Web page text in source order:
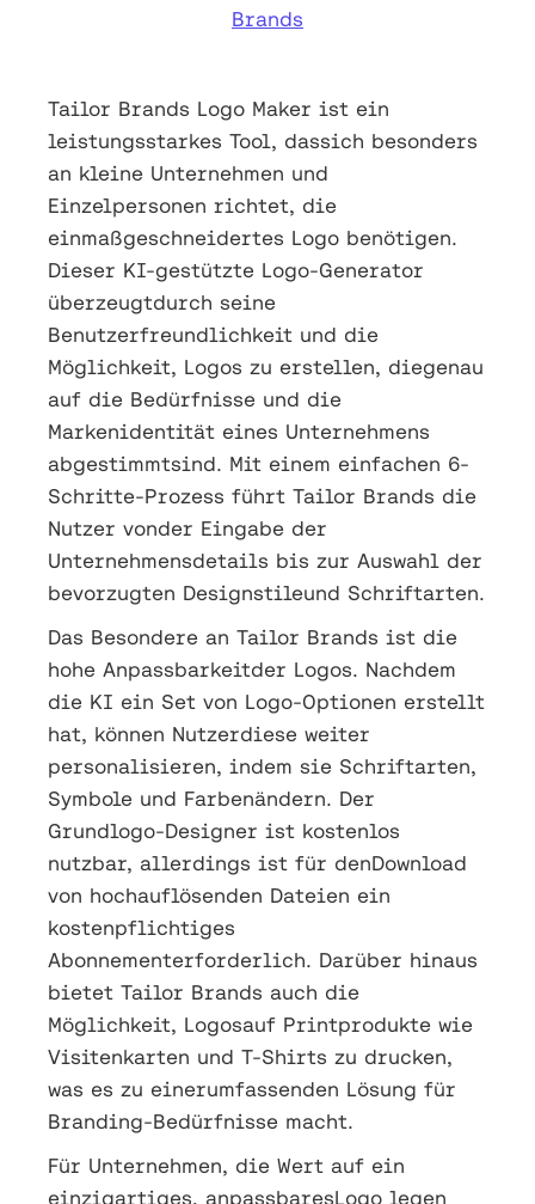
Brands
Tailor Brands Logo Maker ist ein
leistungsstarkes Tool, dassich besonders
an kleine Unternehmen und
Einzelpersonen richtet, die
einmaßgeschneidertes Logo benötigen.
Dieser KI-gestützte Logo-Generator
überzeugtdurch seine
Benutzerfreundlichkeit und die
Möglichkeit, Logos zu erstellen, diegenau
auf die Bedürfnisse und die
Markenidentität eines Unternehmens
abgestimmtsind. Mit einem einfachen 6-
Schritte-Prozess führt Tailor Brands die
Nutzer vonder Eingabe der
Unternehmensdetails bis zur Auswahl der
bevorzugten Designstileund Schriftarten.
Das Besondere an Tailor Brands ist die
hohe Anpassbarkeitder Logos. Nachdem
die KI ein Set von Logo-Optionen erstellt
hat, können Nutzerdiese weiter
personalisieren, indem sie Schriftarten,
Symbole und Farbenändern. Der
Grundlogo-Designer ist kostenlos
nutzbar, allerdings ist für denDownload
von hochauflösenden Dateien ein
kostenpflichtiges
Abonnementerforderlich. Darüber hinaus
bietet Tailor Brands auch die
Möglichkeit, Logosauf Printprodukte wie
Visitenkarten und T-Shirts zu drucken,
was es zu einerumfassenden Lösung für
Branding-Bedürfnisse macht.
Für Unternehmen, die Wert auf ein
einzigartiges, anpassbaresLogo legen